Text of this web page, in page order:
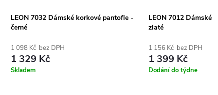
LEON 7032 Dámské korkové pantofle -
černé
1 098 Kč bez DPH
1 329 Kč
Skladem
LEON 7012 Dámské
zlaté
1 156 Kč bez DPH
1 399 Kč
Dodání do týdne